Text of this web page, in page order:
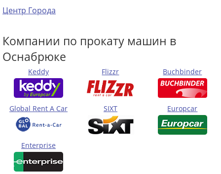
Центр Города
Компании по прокату машин в
Оснабрюке
Keddy Flizzr Buchbinder
Global Rent A Car SIXT Europcar
Enterprise